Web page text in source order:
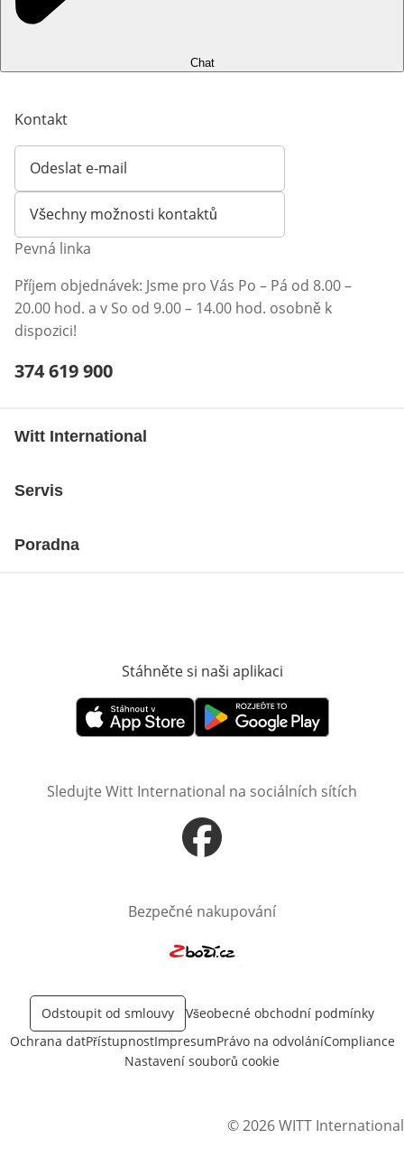
Chat
Kontakt
Odeslat e-mail
Otevírá e-mailového klienta
Všechny možnosti kontaktů
Pevná linka
Příjem objednávek: Jsme pro Vás Po – Pá od 8.00 –
20.00 hod. a v So od 9.00 – 14.00 hod. osobně k
dispozici!
Telefonní číslo:
374 619 900
Witt International
Servis
Poradna
Stáhněte si naši aplikaci
Otevře v novém okněOtevře v novém okně
Sledujte Witt International na sociálních sítích
Otevře v novém okně
Bezpečné nakupování
Odstoupit od smlouvy
Všeobecné obchodní podmínky
Ochrana datPřístupnostImpresumPrávo na odvoláníCompliance
Nastavení souborů cookie
© 2026 WITT International